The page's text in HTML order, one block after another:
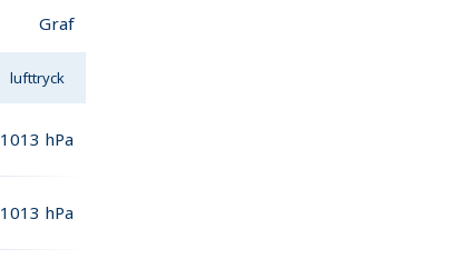
Graf
lufttryck
1013 hPa
1013 hPa